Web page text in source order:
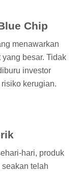
Chip
menawarkan
besar. Tidak
investor
kerugian.
hari, produk
telah